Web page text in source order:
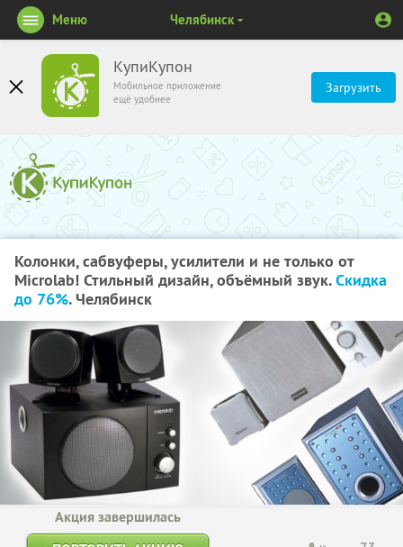
КупиКупон
Мобильное приложение
ещё удобнее
Загрузить
Меню Челябинск
Колонки, сабвуферы, усилители и не только от
Microlab! Стильный дизайн, объёмный звук.Скидка
до 76%. Челябинск
Акция завершилась